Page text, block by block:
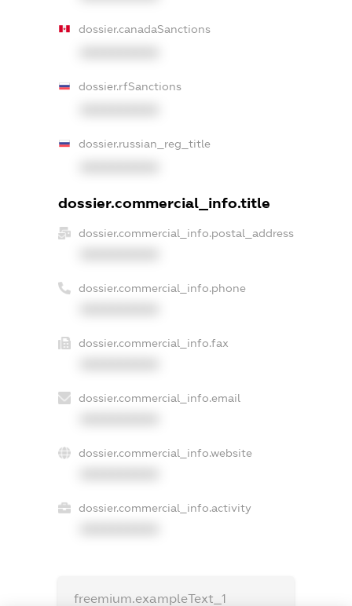
dossier.canadaSanctions
dossier.rfSanctions
dossier.russian_reg_title
dossier.commercial_info.title
dossier.commercial_info.postal_address
dossier.commercial_info.phone
dossier.commercial_info.fax
dossier.commercial_info.email
dossier.commercial_info.website
dossier.commercial_info.activity
freemium.exampleText_1